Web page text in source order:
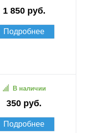
1 850 руб.
Подробнее
350 руб.
В наличии
Подробнее